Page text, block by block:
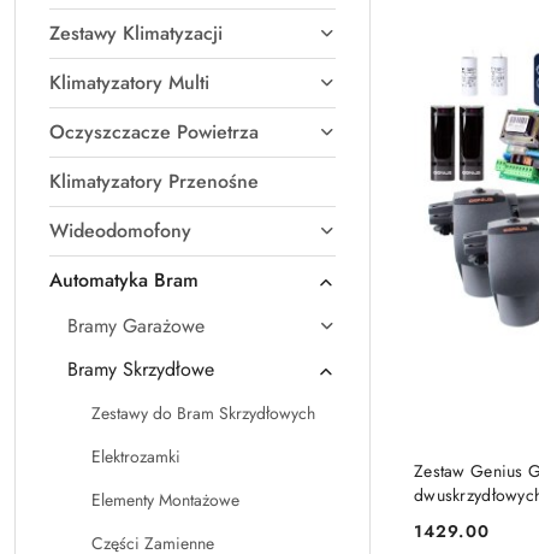
Zestawy Klimatyzacji
Klimatyzatory Multi
Oczyszczacze Powietrza
Klimatyzatory Przenośne
Wideodomofony
Automatyka Bram
Bramy Garażowe
Bramy Skrzydłowe
Zestawy do Bram Skrzydłowych
Elektrozamki
Elementy Montażowe
Części Zamienne
Zestaw Genius
Cena:
1429.00